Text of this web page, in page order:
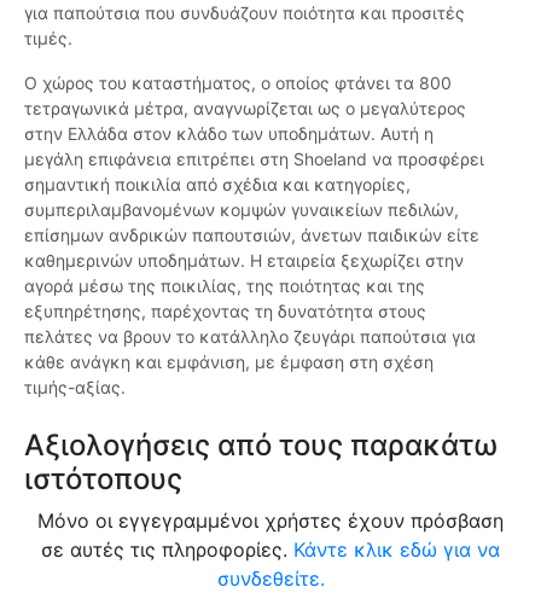
για παπούτσια που συνδυάζουν ποιότητα και προσιτές
τιμές.
Ο χώρος του καταστήματος, ο οποίος φτάνει τα 800
τετραγωνικά μέτρα, αναγνωρίζεται ως ο μεγαλύτερος
στην Ελλάδα στον κλάδο των υποδημάτων. Αυτή η
μεγάλη επιφάνεια επιτρέπει στη Shoeland να προσφέρει
σημαντική ποικιλία από σχέδια και κατηγορίες,
συμπεριλαμβανομένων κομψών γυναικείων πεδιλών,
επίσημων ανδρικών παπουτσιών, άνετων παιδικών είτε
καθημερινών υποδημάτων. Η εταιρεία ξεχωρίζει στην
αγορά μέσω της ποικιλίας, της ποιότητας και της
εξυπηρέτησης, παρέχοντας τη δυνατότητα στους
πελάτες να βρουν το κατάλληλο ζευγάρι παπούτσια για
κάθε ανάγκη και εμφάνιση, με έμφαση στη σχέση
τιμής-αξίας.
Αξιολογήσεις από τους παρακάτω
ιστότοπους
Μόνο οι εγγεγραμμένοι χρήστες έχουν πρόσβαση
σε αυτές τις πληροφορίες. Κάντε κλικ εδώ για να
συνδεθείτε.